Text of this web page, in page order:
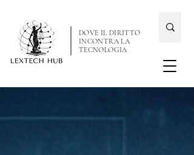
DOVE IL DIRITTO
INCONTRA LA
TECNOLOGIA